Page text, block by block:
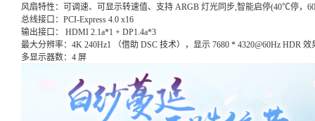
风扇特性：可调速、可显示转速值、支持 ARGB 灯光同步,智能启停(40℃停，
总线接口：PCI-Express 4.0 x16
输出接口： HDMI 2.1a*1 + DP1.4a*3
最大分辨率：4K 240Hz1 （借助 DSC 技术），显示 7680 * 4320@60Hz HDR 效
多显示器数：4 屏